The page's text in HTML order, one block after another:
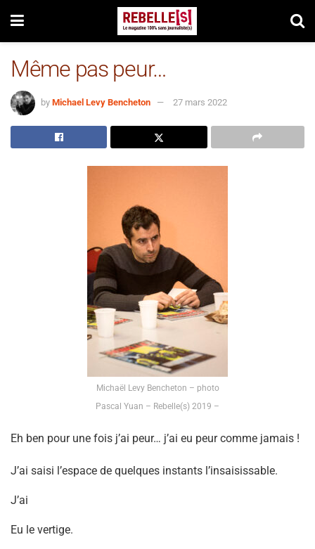
Même pas peur…
by Michael Levy Bencheton 27 mars 2022
Michaël Levy Bencheton – photo
Pascal Yuan – Rebelle(s) 2019 –
Eh ben pour une fois j’ai peur… j’ai eu peur comme jamais !
J’ai saisi l’espace de quelques instants l’insaisissable.
J’ai
Eu le vertige.